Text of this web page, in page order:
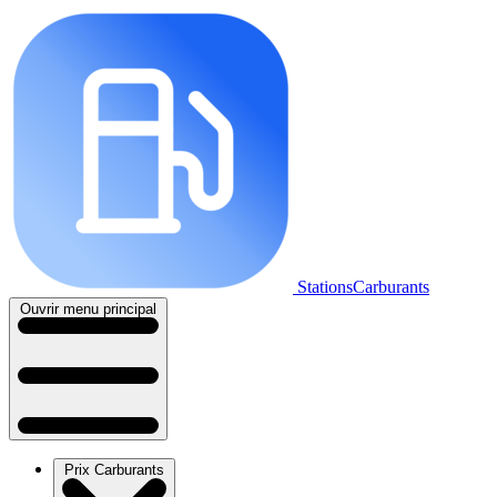
StationsCarburants
Ouvrir menu principal
Prix Carburants